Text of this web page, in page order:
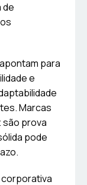
de
para
e
Marcas
são prova
pode
corporativa